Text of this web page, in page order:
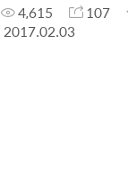
4,615 107
2017.02.03